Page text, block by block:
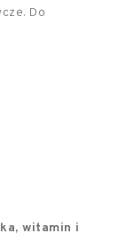
Do
witamin i